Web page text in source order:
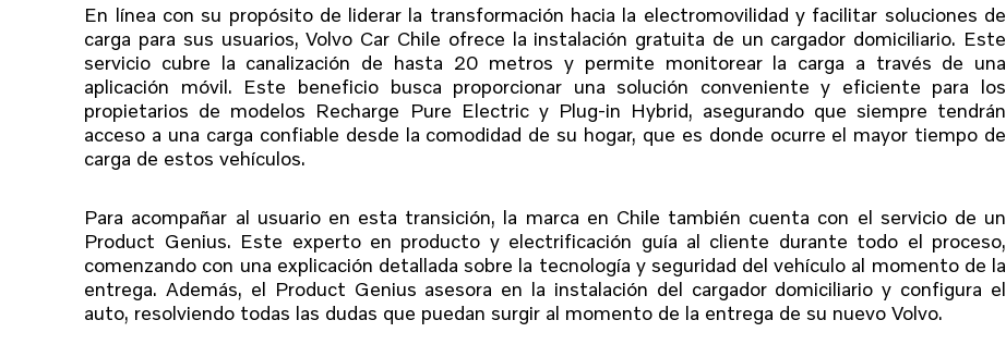
En línea con su propósito de liderar la transformación hacia la electromovilidad y facilitar soluciones de
carga para sus usuarios, Volvo Car Chile ofrece la instalación gratuita de un cargador domiciliario. Este
servicio cubre la canalización de hasta 20 metros y permite monitorear la carga a través de una
aplicación móvil. Este beneficio busca proporcionar una solución conveniente y eficiente para los
propietarios de modelos Recharge Pure Electric y Plug-in Hybrid, asegurando que siempre tendrán
acceso a una carga confiable desde la comodidad de su hogar, que es donde ocurre el mayor tiempo de
carga de estos vehículos.
Para acompañar al usuario en esta transición, la marca en Chile también cuenta con el servicio de un
Product Genius. Este experto en producto y electrificación guía al cliente durante todo el proceso,
comenzando con una explicación detallada sobre la tecnología y seguridad del vehículo al momento de la
entrega. Además, el Product Genius asesora en la instalación del cargador domiciliario y configura el
auto, resolviendo todas las dudas que puedan surgir al momento de la entrega de su nuevo Volvo.